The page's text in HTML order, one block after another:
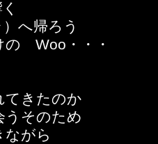
へ帰ろう
の Woo・・・
てきたのか
うそのため
ながら